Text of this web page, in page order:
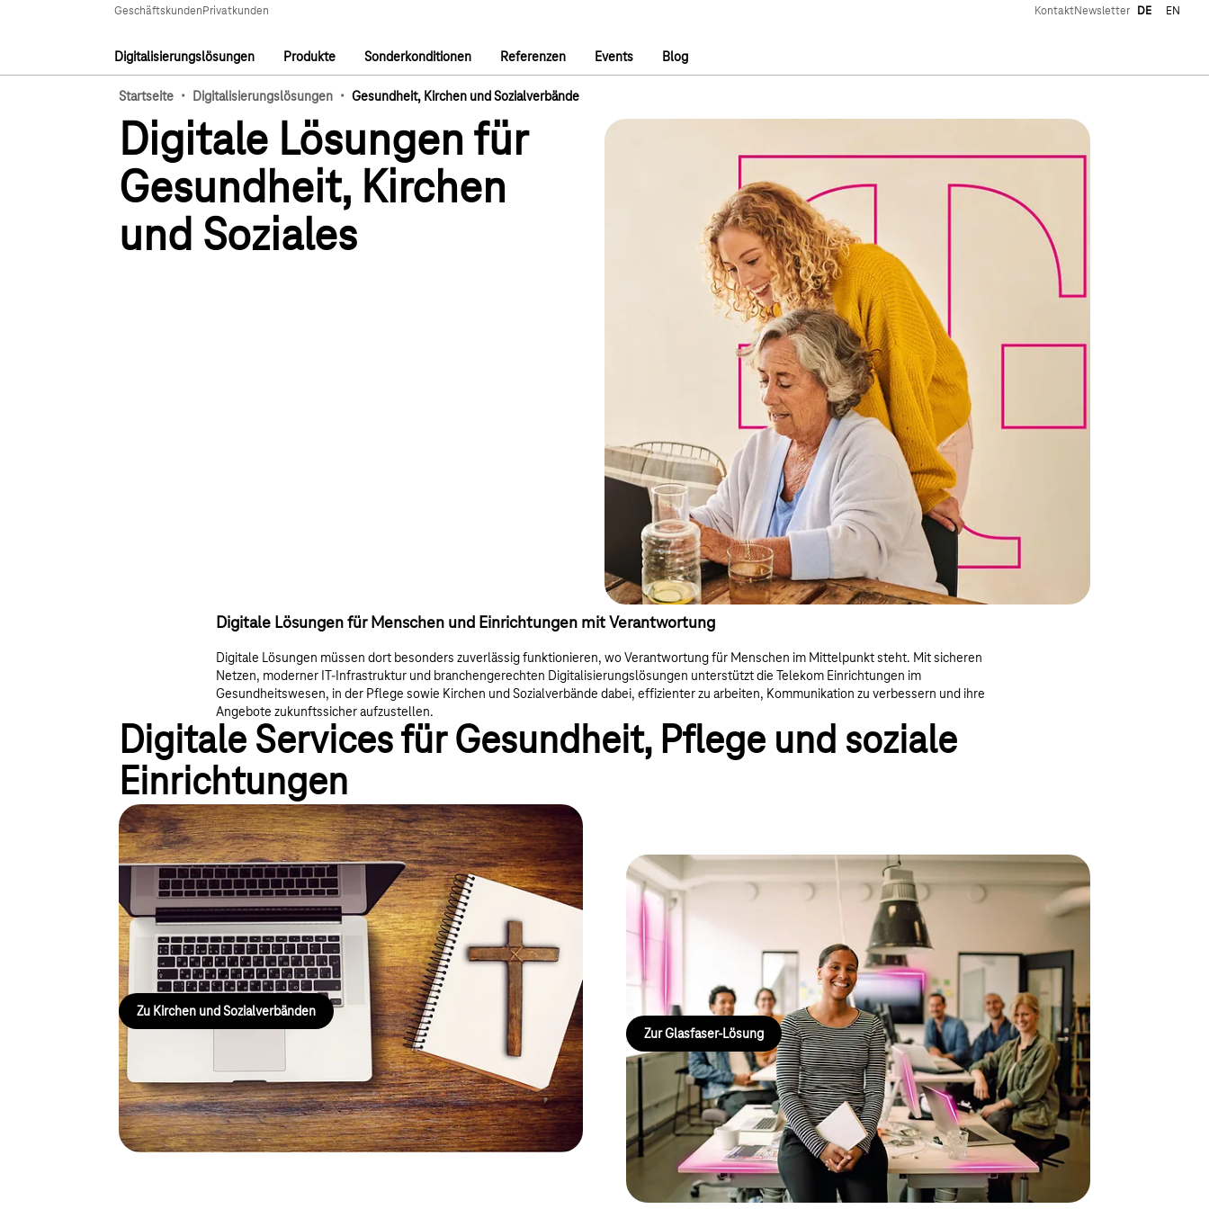
GeschäftskundenPrivatkunden
Hauptnavigation
Digitalisierungslösungen Produkte Sonderkonditionen Referenzen Events Blog
KontaktNewsletter DE EN
Startseite · Digitalisierungslösungen · Gesundheit, Kirchen und Sozialverbände
Digitale Lösungen für
Gesundheit, Kirchen
und Soziales
Digitale Lösungen für Menschen und Einrichtungen mit Verantwortung
Digitale Lösungen müssen dort besonders zuverlässig funktionieren, wo Verantwortung für Menschen im Mittelpunkt steht. Mit sicheren
Netzen, moderner IT-Infrastruktur und branchengerechten Digitalisierungslösungen unterstützt die Telekom Einrichtungen im
Gesundheitswesen, in der Pflege sowie Kirchen und Sozialverbände dabei, effizienter zu arbeiten, Kommunikation zu verbessern und ihre
Angebote zukunftssicher aufzustellen.
Digitale Services für Gesundheit, Pflege und soziale
Einrichtungen
Digitalisierung in Kirchen und
Sozialverbänden
Unsere Lösungen vernetzen kirchliche und soziale Einrichtungen, modernisieren
die Kommunikation und ermöglichen digitale Bildungsangebote – sicher,
zeitgemäß und interaktiv.
Zu Kirchen und Sozialverbänden
Glasfaser für Ihre Liegenschaften
Sichern Sie ultraschnelles Internet mit Telekom Glasfaser – stabil, zukunftsfähig
und ideal für digitale Prozesse, Vernetzung und Homeoffice. Einfach kostenfrei
registrieren.
Zur Glasfaser‑Lösung